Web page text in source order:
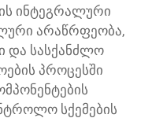
ინტეგრალური
არაწრფეობა,
და სასქანძლო
პროცესში
სქემების